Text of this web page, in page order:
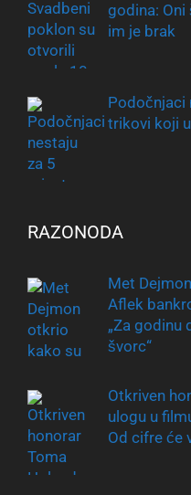
godina: Oni
im je brak
Podočnjaci
trikovi koji
RAZONODA
Met
Aflek
„Za godinu
švorc“
Otkriven
ulogu u
Od cifre će